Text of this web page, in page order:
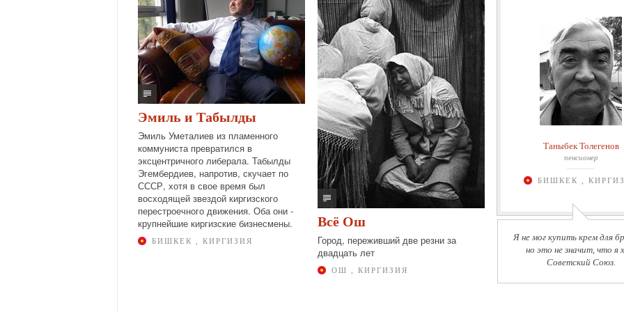
Эмиль и Табылды
Эмиль Уметалиев из пламенного
коммуниста превратился в
эксцентричного либерала. Табылды
Эгембердиев, напротив, скучает по
СССР, хотя в свое время был
восходящей звездой киргизского
перестроечного движения. Оба они -
крупнейшие киргизские бизнесмены.
БИШКЕК , КИРГИЗИЯ
Всё Ош
Город, переживший две резни за
двадцать лет
ОШ , КИРГИЗИЯ
Таныбек Толегенов
пенсионер
БИШКЕК ,
Я не мог купить крем для
но это не значит, что я
Советский Союз.